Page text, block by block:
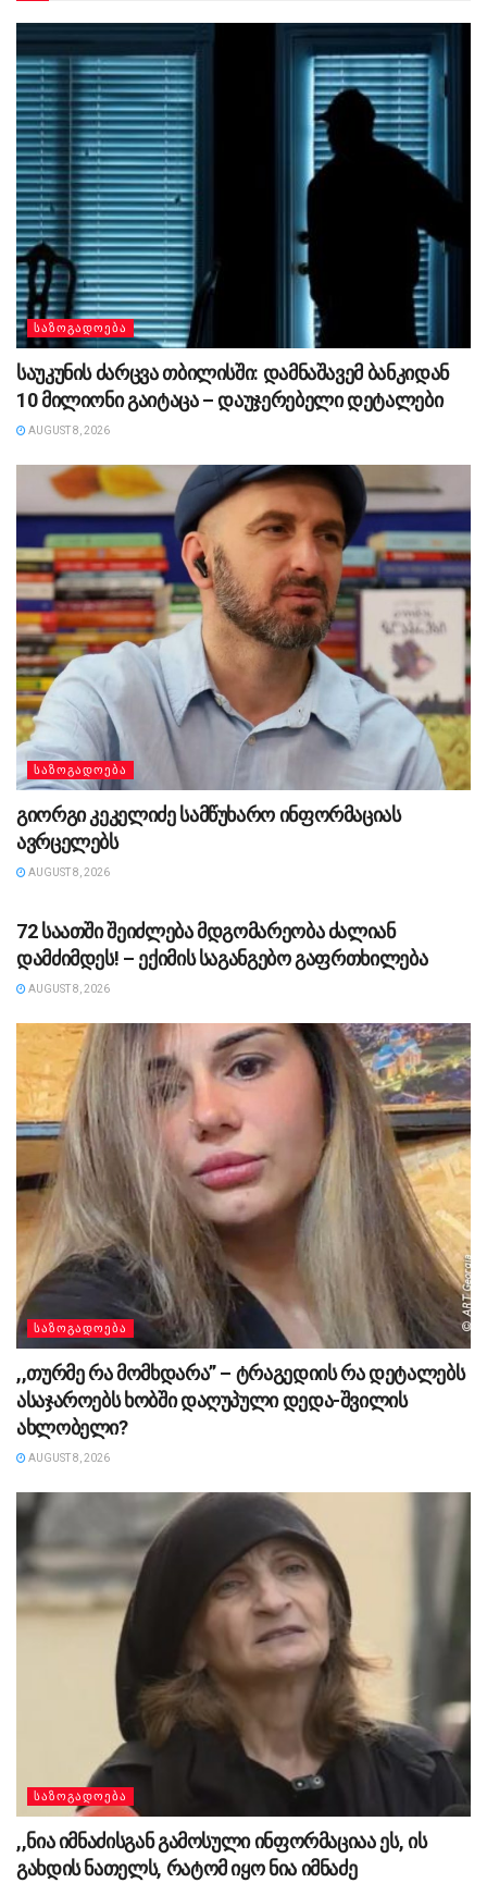
ᲡᲐᲖᲝᲒᲐᲓᲝᲔᲑᲐ
საუკუნის ძარცვა თბილისში: დამნაშავემ ბანკიდან
10 მილიონი გაიტაცა – დაუჯერებელი დეტალები
AUGUST 8, 2026
ᲡᲐᲖᲝᲒᲐᲓᲝᲔᲑᲐ
გიორგი კეკელიძე სამწუხარო ინფორმაციას
ავრცელებს
AUGUST 8, 2026
72 საათში შეიძლება მდგომარეობა ძალიან
დამძიმდეს! – ექიმის საგანგებო გაფრთხილება
AUGUST 8, 2026
ᲡᲐᲖᲝᲒᲐᲓᲝᲔᲑᲐ
,,თურმე რა მომხდარა” – ტრაგედიის რა დეტალებს
ასაჯაროებს ხობში დაღუპული დედა-შვილის
ახლობელი?
AUGUST 8, 2026
ᲡᲐᲖᲝᲒᲐᲓᲝᲔᲑᲐ
,,ნია იმნაძისგან გამოსული ინფორმაციაა ეს, ის
გახდის ნათელს, რატომ იყო ნია იმნაძე